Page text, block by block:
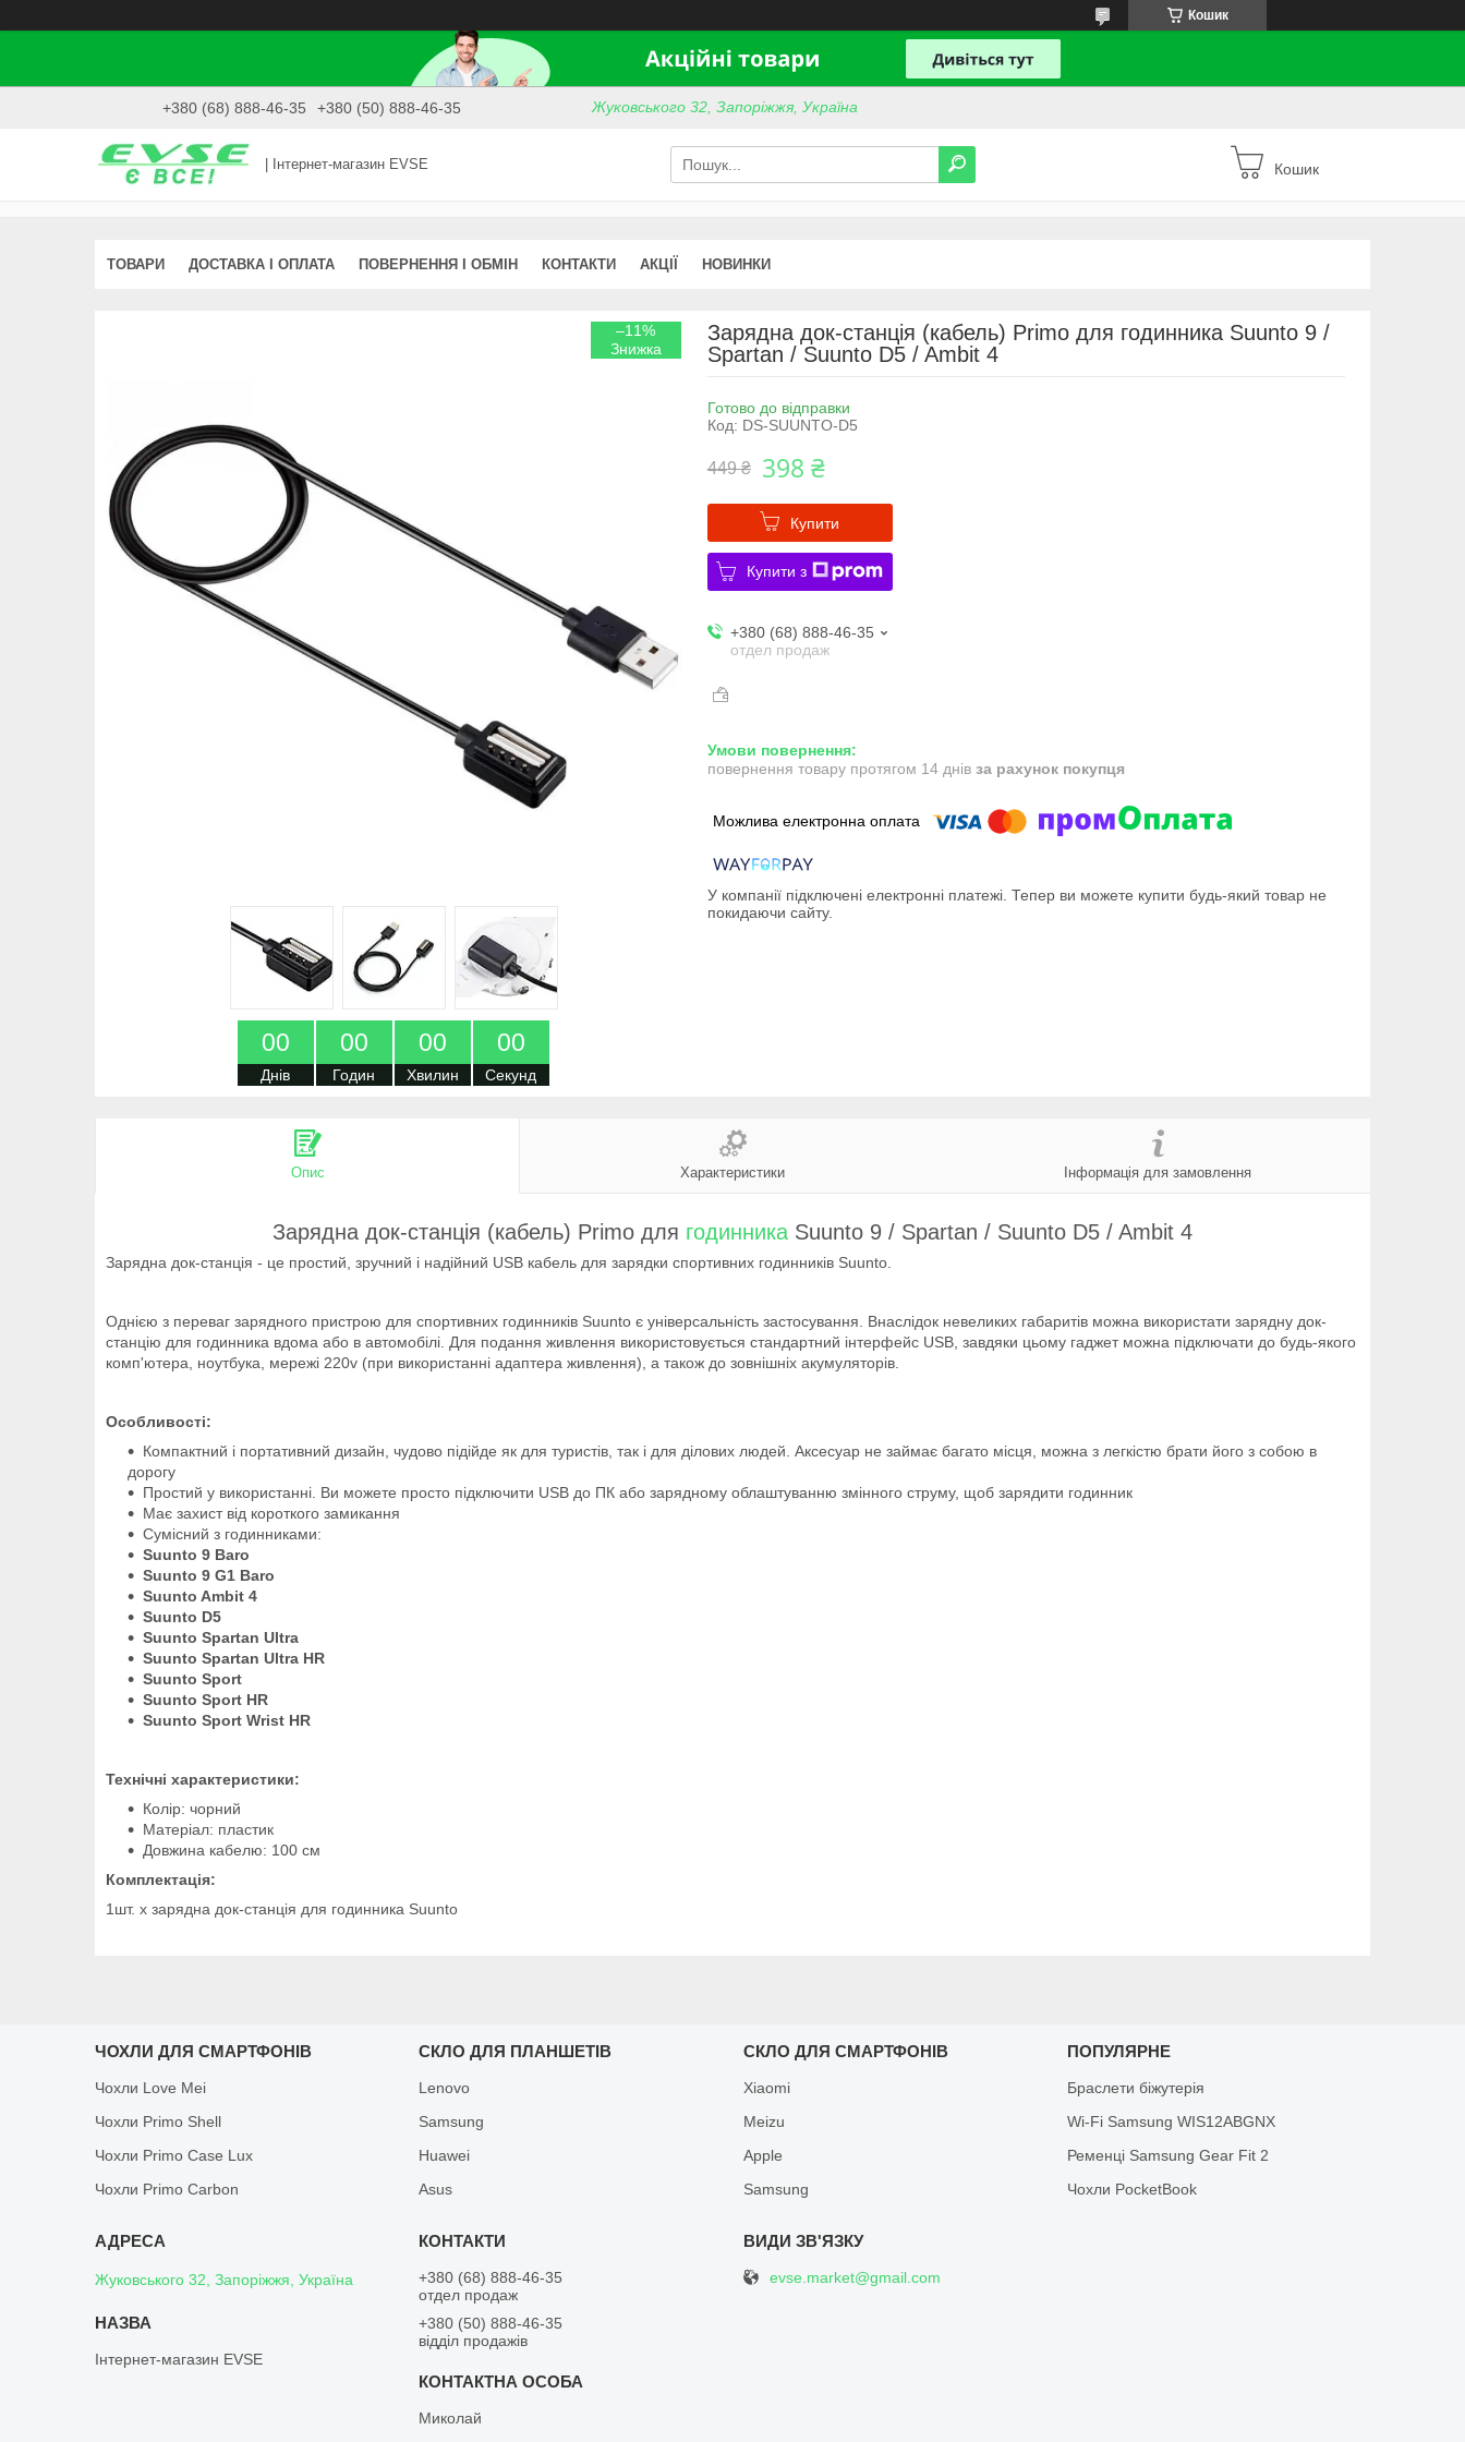
Кошик
+380 (68) 888-46-35 +380 (50) 888-46-35 Жуковського 32, Запоріжжя, Україна
| Інтернет-магазин EVSE Кошик
ТОВАРИ ДОСТАВКА І ОПЛАТА ПОВЕРНЕННЯ І ОБМІН КОНТАКТИ АКЦІЇ НОВИНКИ
–11%
00
Днів
00
Годин
00
Хвилин
00
Секунд
Зарядна док-станція (кабель) Primo для годинника Suunto 9 /
Spartan / Suunto D5 / Ambit 4
Готово до відправки
Код: DS-SUUNTO-D5
449 ₴ 398 ₴
Купити
Купити з
+380 (68) 888-46-35
отдел продаж
повернення товару протягом 14 днів за рахунок покупця
У компанії підключені електронні платежі. Тепер ви можете купити будь-який товар не
покидаючи сайту.
Опис Характеристики Інформація для замовлення
Зарядна док-станція (кабель) Primo для годинника Suunto 9 / Spartan / Suunto D5 / Ambit 4
Зарядна док-станція - це простий, зручний і надійний USB кабель для зарядки спортивних годинників Suunto.
Однією з переваг зарядного пристрою для спортивних годинників Suunto є універсальність застосування. Внаслідок невеликих габаритів можна використати зарядну док-
станцію для годинника вдома або в автомобілі. Для подання живлення використовується стандартний інтерфейс USB, завдяки цьому гаджет можна підключати до будь-якого
комп'ютера, ноутбука, мережі 220v (при використанні адаптера живлення), а також до зовнішніх акумуляторів.
Особливості:
Компактний і портативний дизайн, чудово підійде як для туристів, так і для ділових людей. Аксесуар не займає багато місця, можна з легкістю брати його з собою в
дорогу
Простий у використанні. Ви можете просто підключити USB до ПК або зарядному облаштуванню змінного струму, щоб зарядити годинник
Має захист від короткого замикання
Сумісний з годинниками:
Suunto 9 Baro
Suunto 9 G1 Baro
Suunto Ambit 4
Suunto D5
Suunto Spartan Ultra
Suunto Spartan Ultra HR
Suunto Sport
Suunto Sport HR
Suunto Sport Wrist HR
Технічні характеристики:
Колір: чорний
Матеріал: пластик
Довжина кабелю: 100 см
Комплектація:
1шт. х зарядна док-станція для годинника Suunto
ЧОХЛИ ДЛЯ СМАРТФОНІВ
Чохли Love Mei
Чохли Primo Shell
Чохли Primo Case Lux
Чохли Primo Carbon
СКЛО ДЛЯ ПЛАНШЕТІВ
Lenovo
Samsung
Huawei
Asus
СКЛО ДЛЯ СМАРТФОНІВ
Xiaomi
Meizu
Apple
Samsung
ПОПУЛЯРНЕ
Браслети біжутерія
Wi-Fi Samsung WIS12ABGNX
Ременці Samsung Gear Fit 2
Чохли PocketBook
Жуковського 32, Запоріжжя, Україна
Інтернет-магазин EVSE
+380 (68) 888-46-35
отдел продаж
+380 (50) 888-46-35
відділ продажів
Миколай
evse.market@gmail.com